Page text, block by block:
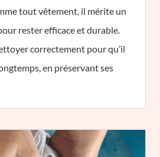
tout vêtement, il mérite un
rester efficace et durable.
correctement pour qu’il
en préservant ses